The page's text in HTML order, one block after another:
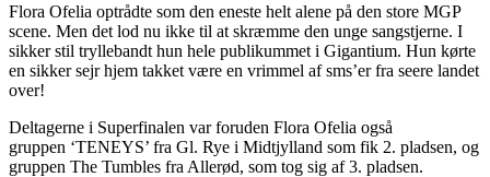
Flora Ofelia optrådte som den eneste helt alene på den store MGP
scene. Men det lod nu ikke til at skræmme den unge sangstjerne. I
sikker stil tryllebandt hun hele publikummet i Gigantium. Hun kørte
en sikker sejr hjem takket være en vrimmel af sms’er fra seere landet
over!
Deltagerne i Superfinalen var foruden Flora Ofelia også
gruppen ‘TENEYS’ fra Gl. Rye i Midtjylland som fik 2. pladsen, og
gruppen The Tumbles fra Allerød, som tog sig af 3. pladsen.